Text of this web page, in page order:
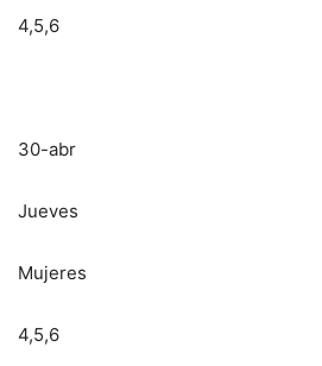
4,5,6
30-abr
Jueves
Mujeres
4,5,6